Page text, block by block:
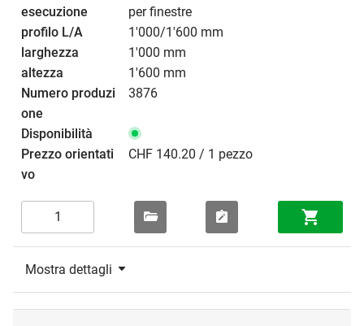
per finestre
1'000/1'600 mm
1'000 mm
1'600 mm
3876
CHF 140.20 / 1 pezzo
Mostra dettagli